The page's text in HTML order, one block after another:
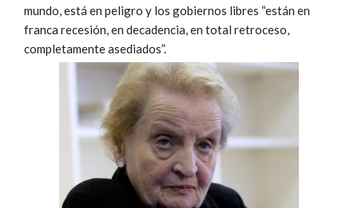
mundo, está en peligro y los gobiernos libres “están en
franca recesión, en decadencia, en total retroceso,
completamente asediados”.